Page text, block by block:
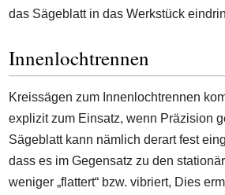
das Sägeblatt in das Werkstück
Innenlochtrennen
Kreissägen zum Innenlochtrennen
explizit zum Einsatz, wenn Präzision
Sägeblatt kann nämlich derart fest
dass es im Gegensatz zu den
weniger „flattert“ bzw. vibriert, Dies